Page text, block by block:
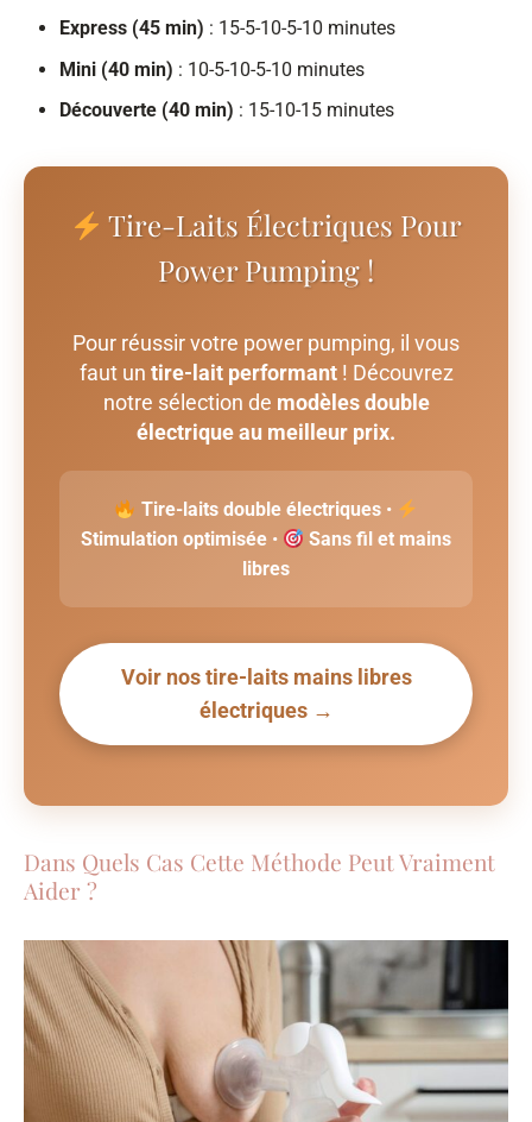
Express (45 min) : 15-5-10-5-10 minutes
Mini (40 min) : 10-5-10-5-10 minutes
Découverte (40 min) : 15-10-15 minutes
Tire-Laits Électriques Pour
Power Pumping !
Pour réussir votre power pumping, il vous
faut un tire-lait performant! Découvrez
notre sélection de modèles double
électrique au meilleur prix.
Tire-laits double électriques•
Stimulation optimisée•
Sans fil et mains
libres
Voir nos tire-laits mains libres
électriques →
Dans Quels Cas Cette Méthode Peut Vraiment
Aider ?